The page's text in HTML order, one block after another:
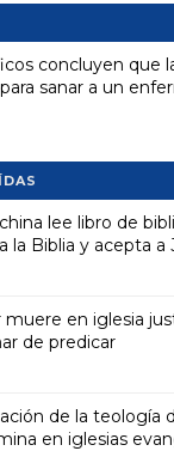
concluyen que
sanar a un
lee libro de
la Biblia y acepta a
muere en iglesia
de predicar
de la teología
en iglesias